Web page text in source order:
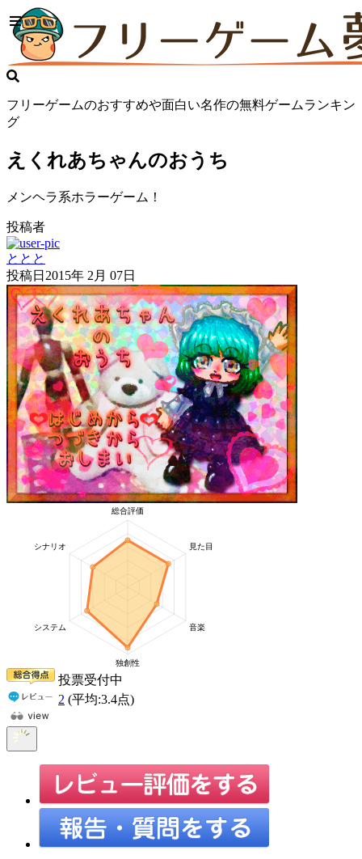
フリーゲームのおすすめや面白い名作の無料ゲームランキン
グ
えくれあちゃんのおうち
メンヘラ系ホラーゲーム！
投稿者
ととと
投稿日 2015年 2月 07日
投票受付中
2 (平均:3.4点)